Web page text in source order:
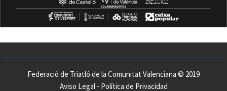
Federació de Triatló de la Comunitat Valenciana © 2019
Aviso Legal- Política de Privacidad